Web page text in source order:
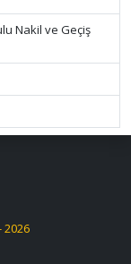
Nakil ve Geçiş
2026